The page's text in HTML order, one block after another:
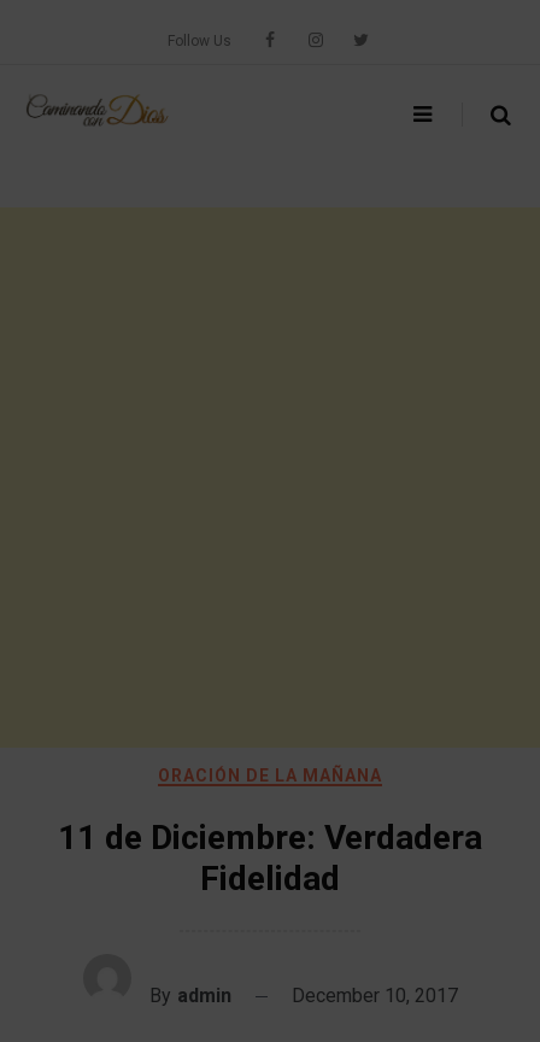
Follow Us
ORACIÓN DE LA MAÑANA
11 de Diciembre: Verdadera
Fidelidad
By admin December 10, 2017